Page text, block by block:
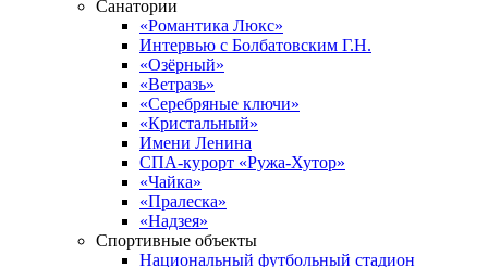
Санатории
«Романтика Люкс»
Интервью с Болбатовским Г.Н.
«Озёрный»
«Ветразь»
«Серебряные ключи»
«Кристальный»
Имени Ленина
СПА-курорт «Ружа-Хутор»
«Чайка»
«Пралеска»
«Надзея»
Спортивные объекты
Национальный футбольный стадион